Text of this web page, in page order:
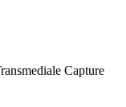
Capture